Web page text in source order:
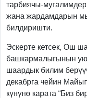
тарбиячы-
жана жардамдарын
билдиришти.
Эскерте кетсек, Ош
башкармалыгынын
шаардык билим
декабрга чейин
күнүнө карата “Биз